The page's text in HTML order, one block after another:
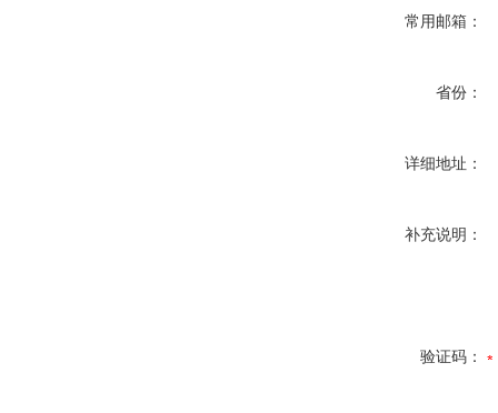
常用邮箱：
省份：
详细地址：
补充说明：
验证码：